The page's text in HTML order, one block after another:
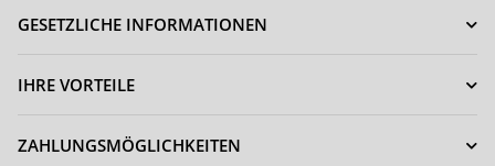
GESETZLICHE INFORMATIONEN
IHRE VORTEILE
ZAHLUNGSMÖGLICHKEITEN